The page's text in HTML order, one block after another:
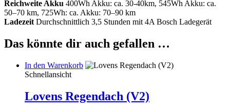
Reichweite Akku 400Wh Akku: ca. 30-40km, 545Wh Akku: ca.
50–70 km, 725Wh: ca. Akku: 70–90 km
Ladezeit Durchschnittlich 3,5 Stunden mit 4A Bosch Ladegerät
Das könnte dir auch gefallen …
In den Warenkorb
Schnellansicht
Lovens Regendach (V2)